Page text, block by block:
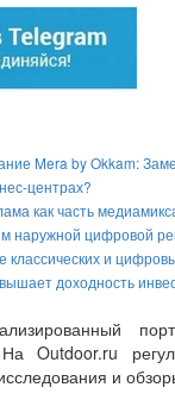
Mera by Okkam:
центрах?
как часть
наружной цифровой
классических и
доходность
Outdoor.ru
и